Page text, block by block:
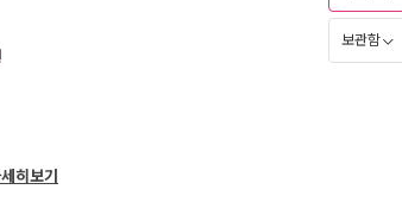
보관함
히보기